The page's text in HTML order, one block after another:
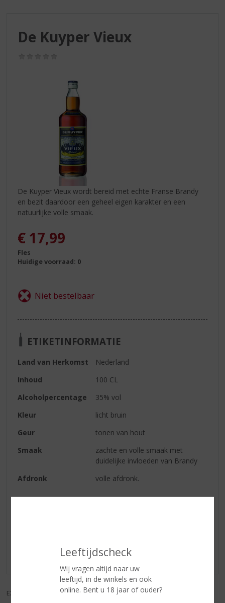
Leeftijdscheck
Wij vragen altijd naar uw
leeftijd, in de winkels en ook
online. Bent u 18 jaar of ouder?
De Kuyper Vieux
De Kuyper Vieux wordt bereid met echte Franse Brandy
en bezit daardoor een geheel eigen karakter en een
natuurlijke volle smaak.
€ 17,99
Fles
Huidige voorraad: 0
ETIKETINFORMATIE
Land van Herkomst
Nederland
Inhoud
100 CL
Alcoholpercentage
35% vol
Kleur
licht bruin
Geur
tonen van hout
Smaak
zachte en volle smaak met
duidelijke invloeden van Brandy
Afdronk
volle afdronk.
Er zijn nog geen reviews geplaatst voor dit product
EXCL. BTW INCL. BTW